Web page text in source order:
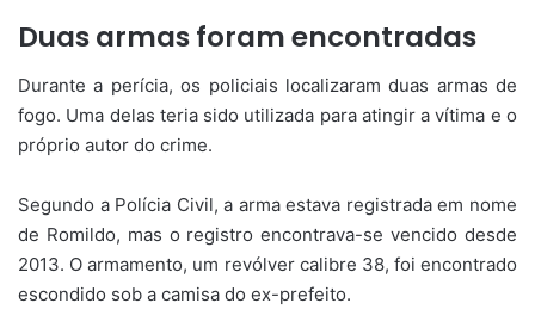
Duas armas foram encontradas
Durante a perícia, os policiais localizaram duas armas de
fogo. Uma delas teria sido utilizada para atingir a vítima e o
próprio autor do crime.
Segundo a Polícia Civil, a arma estava registrada em nome
de Romildo, mas o registro encontrava-se vencido desde
2013. O armamento, um revólver calibre 38, foi encontrado
escondido sob a camisa do ex-prefeito.